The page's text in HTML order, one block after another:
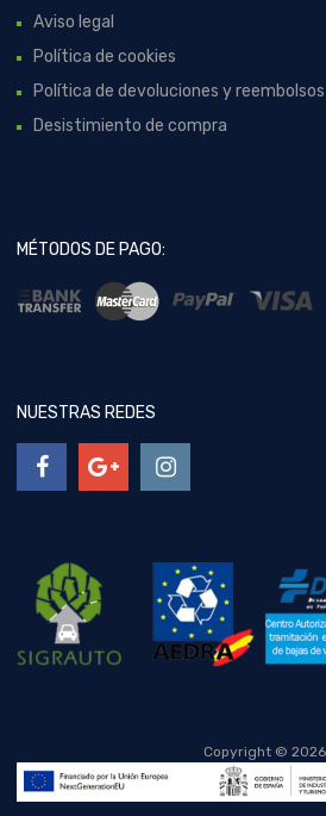
Aviso legal
Política de cookies
Política de devoluciones y reembolsos
Desistimiento de compra
MÉTODOS DE PAGO:
NUESTRAS REDES
Copyright © 2026